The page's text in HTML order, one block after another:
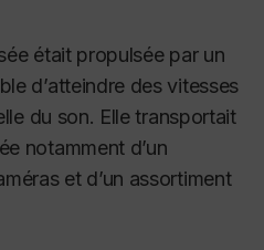
était propulsée par un
d’atteindre des vitesses
du son. Elle transportait
notamment d’un
et d’un assortiment